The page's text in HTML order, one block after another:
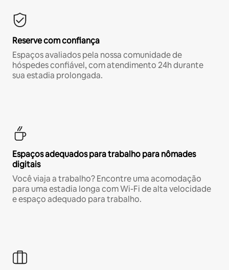
Reserve com confiança
Espaços avaliados pela nossa comunidade de
hóspedes confiável, com atendimento 24h durante
sua estadia prolongada.
Espaços adequados para trabalho para nômades
digitais
Você viaja a trabalho? Encontre uma acomodação
para uma estadia longa com Wi-Fi de alta velocidade
e espaço adequado para trabalho.